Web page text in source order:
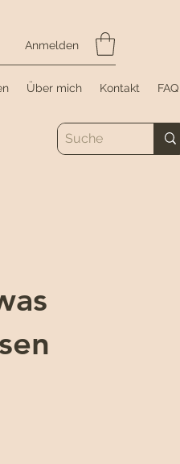
Anmelden
Über mich Kontakt FAQ